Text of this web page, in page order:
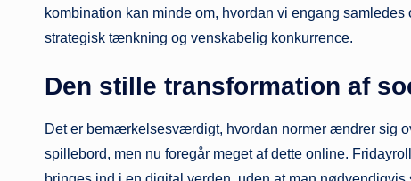
kombination kan minde om, hvordan vi engang
strategisk tænkning og venskabelig konkurrence.
Den stille transformation af
Det er bemærkelsesværdigt, hvordan normer ændrer sig
spillebord, men nu foregår meget af dette online.